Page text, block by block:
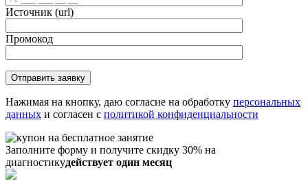
Источник (url)
Промокод
Нажимая на кнопку, даю согласие на обработку персональных
данных и согласен с политикой конфиденциальности
Заполните форму и получите скидку 30% на
диагностикудействует один месяц